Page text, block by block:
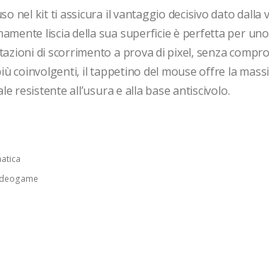
nel kit ti assicura il vantaggio decisivo dato dalla
liscia della sua superficie è perfetta per
di scorrimento a prova di pixel, senza
coinvolgenti, il tappetino del mouse offre la
resistente all’usura e alla base antiscivolo.